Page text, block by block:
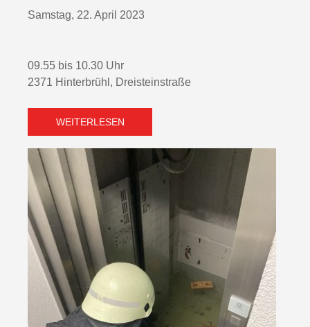
Samstag, 22. April 2023
09.55 bis 10.30 Uhr
2371 Hinterbrühl, Dreisteinstraße
WEITERLESEN